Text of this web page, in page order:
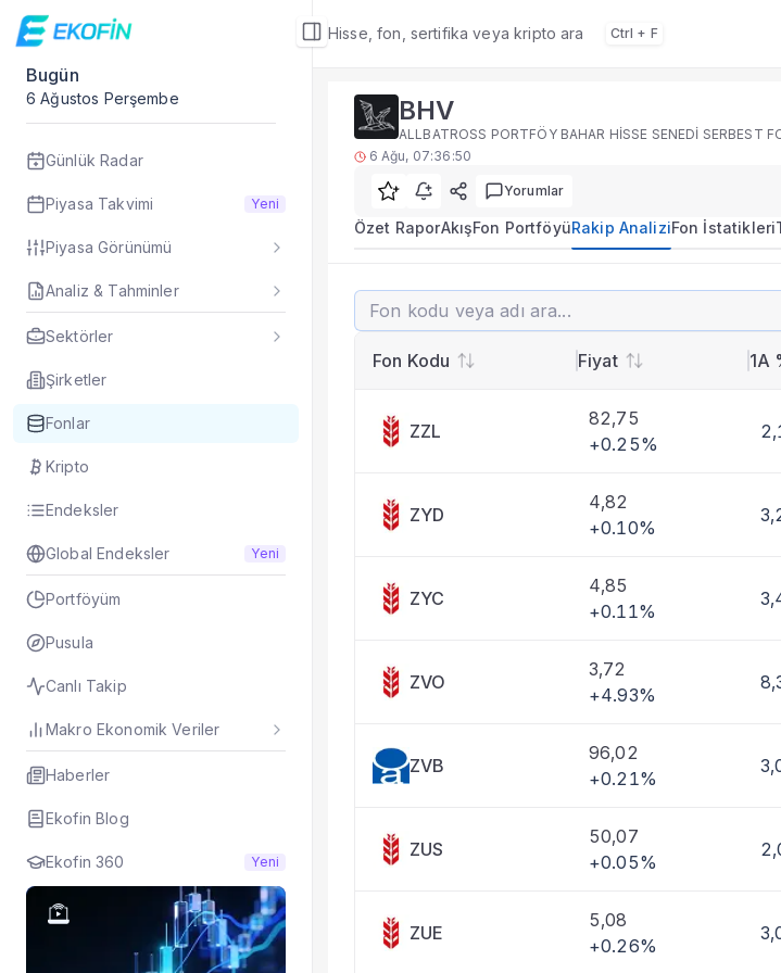
Hisse, fon, sertifika veya kripto ara Ctrl + F
Bugün
6 Ağustos Perşembe
Günlük Radar
Piyasa Takvimi Yeni
Piyasa Görünümü
Analiz & Tahminler
Sektörler
Şirketler
Fonlar
Kripto
Endeksler
Global Endeksler Yeni
Portföyüm
Pusula
Canlı Takip
Makro Ekonomik Veriler
Haberler
Ekofin Blog
Ekofin 360 Yeni
Fon Detay
Yatırım fonu detay, portföy dağılımı, performans ve
Alt Bölümler
Fon Portföyü
Taşınan Fonlar
Fiyat Endeks Değişimi
Rakip Analizi
BHV
ALLBATROSS PORTFÖY BAHAR HİSSE SENEDİ SERBEST
6 Ağu, 07:36:50
Yorumlar
Özet RaporAkışFon PortföyüRakip AnaliziFon İstatikleri
BHV
Fon Kodu Fiyat 1A
ZZL
82,75
+0.25%
ZYD
4,82
+0.10%
ZYC
4,85
+0.11%
ZVO
3,72
+4.93%
ZVB
96,02
+0.21%
ZUS
50,07
+0.05%
ZUE
5,08
+0.26%